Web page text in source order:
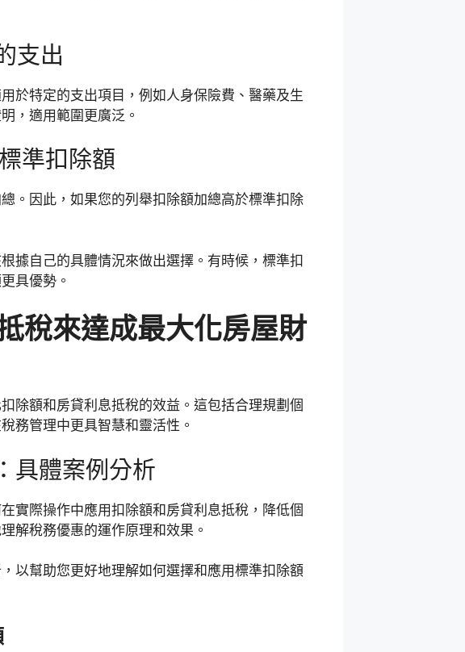
支出
於特定的支出項目，例如人身保險費、醫藥及生
，適用範圍更廣泛。
準扣除額
。因此，如果您的列舉扣除額加總高於標準扣除
據自己的具體情況來做出選擇。有時候，標準扣
具優勢。
稅來達成最大化房屋財
除額和房貸利息抵稅的效益。這包括合理規劃個
務管理中更具智慧和靈活性。
具體案例分析
實際操作中應用扣除額和房貸利息抵稅，降低個
解稅務優惠的運作原理和效果。
以幫助您更好地理解如何選擇和應用標準扣除額